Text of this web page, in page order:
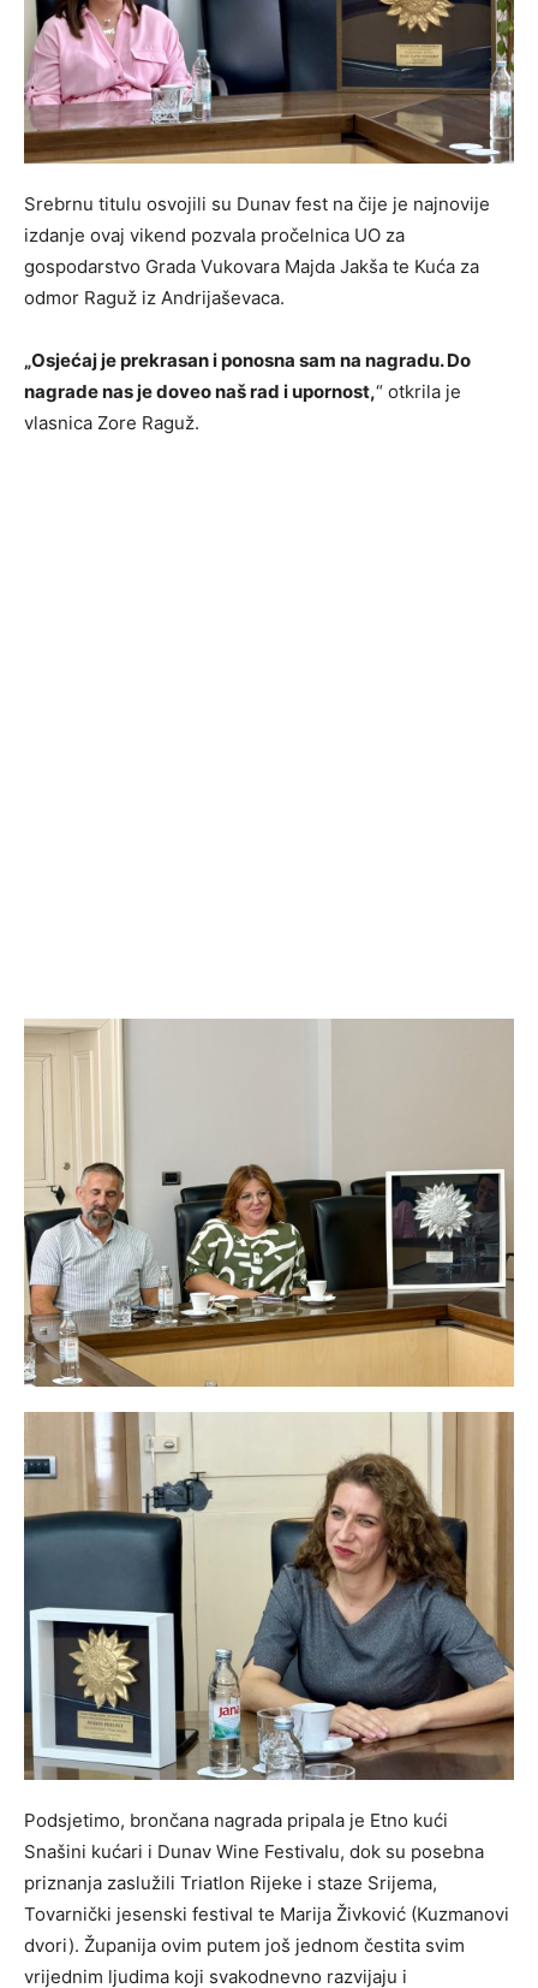
Srebrnu titulu osvojili su Dunav fest na čije je najnovije
izdanje ovaj vikend pozvala pročelnica UO za
gospodarstvo Grada Vukovara Majda Jakša te Kuća za
odmor Raguž iz Andrijaševaca.
„Osjećaj je prekrasan i ponosna sam na nagradu. Do
nagrade nas je doveo naš rad i upornost,“ otkrila je
vlasnica Zore Raguž.
Podsjetimo, brončana nagrada pripala je Etno kući
Snašini kućari i Dunav Wine Festivalu, dok su posebna
priznanja zaslužili Triatlon Rijeke i staze Srijema,
Tovarnički jesenski festival te Marija Živković (Kuzmanovi
dvori). Županija ovim putem još jednom čestita svim
vrijednim ljudima koji svakodnevno razvijaju i